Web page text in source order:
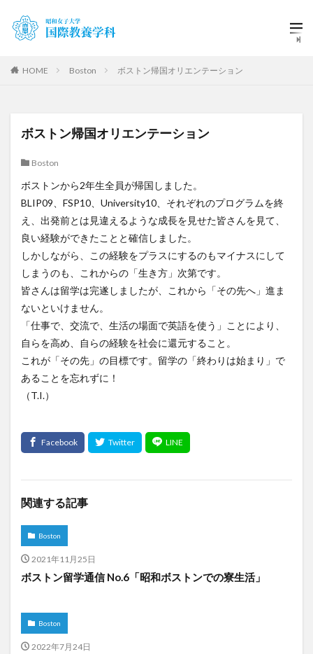
HOME Boston ボストン帰国オリエンテーション
ボストン帰国オリエンテーション
Boston
ボストンから2年生全員が帰国しました。
BLIP09、FSP10、University10、それぞれのプログラムを終
え、出発前とは見違えるような成長を見せた皆さんを見て、
良い経験ができたことと確信しました。
しかしながら、この経験をプラスにするのもマイナスにして
しまうのも、これからの「生き方」次第です。
皆さんは留学は完遂しましたが、これから「その先へ」進ま
ないといけません。
「仕事で、交流で、生活の場面で英語を使う」ことにより、
自らを高め、自らの経験を社会に還元すること。
これが「その先」の目標です。留学の「終わりは始まり」で
あることを忘れずに！
（T.I.）
関連する記事
Boston
2021年11月25日
ボストン留学通信 No.6「昭和ボストンでの寮生活」
Boston
2022年7月24日